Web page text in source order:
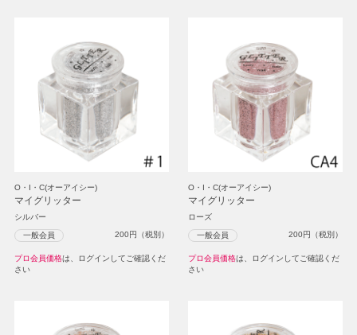
O・I・C(オーアイシー)
マイグリッター
シルバー
一般会員 200円（税別）
プロ会員価格は、ログインしてご確認くだ
さい
O・I・C(オーアイシー)
マイグリッター
ローズ
一般会員 200円（税別）
プロ会員価格は、ログインしてご確認くだ
さい